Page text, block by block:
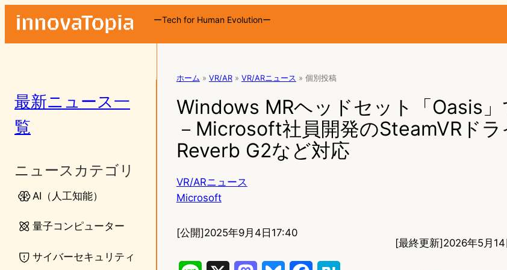
ーTech for Human Evolutionー
最新ニュース一
覧
ニュースカテゴリ
AI（人工知能）
量子コンピューター
サイバーセキュリティ
ホーム » VR/AR » VR/ARニュース » 個別投稿
Windows MRヘッドセット「Oasis」
－Microsoft社員開発のSteamVRド
Reverb G2など対応
VR/ARニュース
Microsoft
[公開]2025年9月4日17:40
[最終更新]2026年5月